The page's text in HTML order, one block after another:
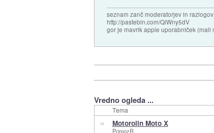
seznam zanč moderatorjev in
http://pastebin.com/QiWny5dV
gor je mavrik apple uporabniček (mali
Vredno ogleda ...
Tema
» Motorolin Moto X
PrimozR